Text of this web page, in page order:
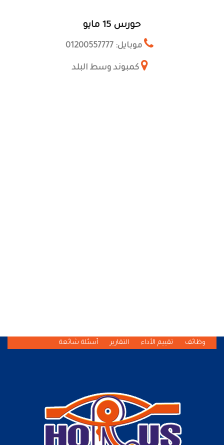
حورس 15 مايو
موبايل: 01200557777
كمبوند وسط البلد
وظائف تقييم الأداء التقارير أسئلة شائعة